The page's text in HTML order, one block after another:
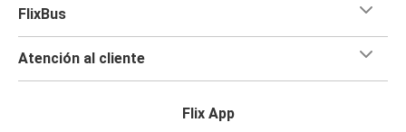
FlixBus
Atención al cliente
Flix App